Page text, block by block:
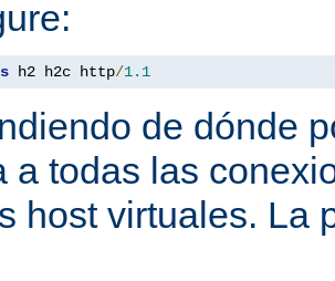
h2 h2c http/1.1
de dónde
a todas las
host virtuales. La